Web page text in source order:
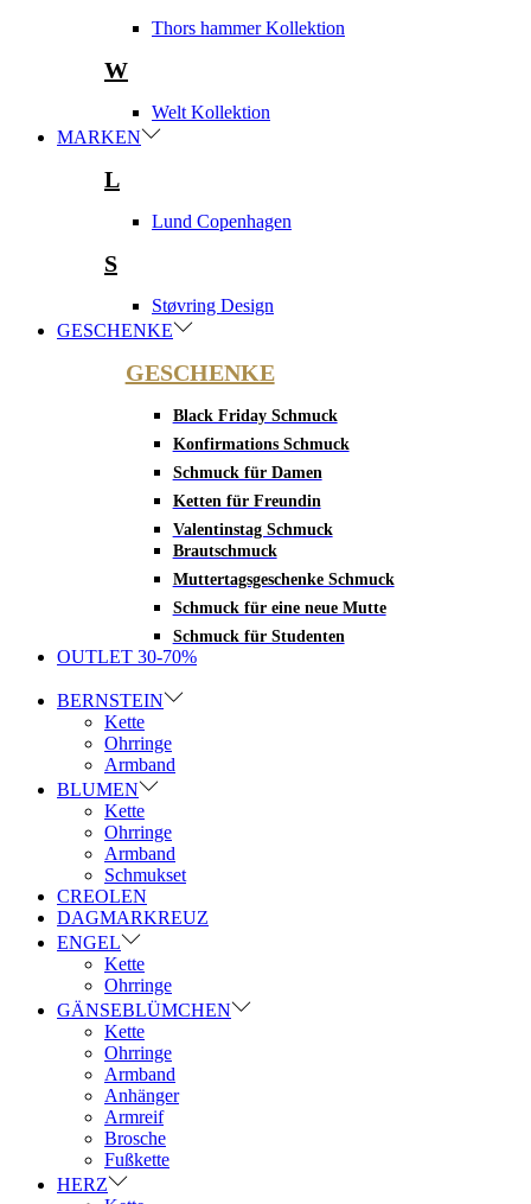
Thors hammer Kollektion
W
Welt Kollektion
MARKEN
L
Lund Copenhagen
S
Støvring Design
GESCHENKE
GESCHENKE
Black Friday Schmuck
Konfirmations Schmuck
Schmuck für Damen
Ketten für Freundin
Valentinstag Schmuck
Brautschmuck
Muttertagsgeschenke Schmuck
Schmuck für eine neue Mutte
Schmuck für Studenten
OUTLET 30-70%
BERNSTEIN
Kette
Ohrringe
Armband
BLUMEN
Kette
Ohrringe
Armband
Schmukset
CREOLEN
DAGMARKREUZ
ENGEL
Kette
Ohrringe
GÄNSEBLÜMCHEN
Kette
Ohrringe
Armband
Anhänger
Armreif
Brosche
Fußkette
HERZ